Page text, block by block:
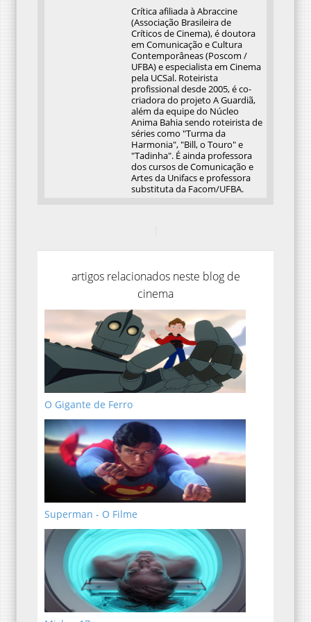
Crítica afiliada à Abraccine
(Associação Brasileira de
Críticos de Cinema), é doutora
em Comunicação e Cultura
Contemporâneas (Poscom /
UFBA) e especialista em Cinema
pela UCSal. Roteirista
profissional desde 2005, é co-
criadora do projeto A Guardiã,
além da equipe do Núcleo
Anima Bahia sendo roteirista de
séries como "Turma da
Harmonia", "Bill, o Touro" e
"Tadinha". É ainda professora
dos cursos de Comunicação e
Artes da Unifacs e professora
substituta da Facom/UFBA.
artigos relacionados neste blog de
cinema
O Gigante de Ferro
Superman - O Filme